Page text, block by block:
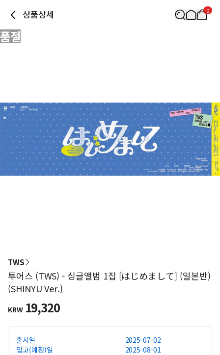
상품상세 0
품절
TWS
투어스 (TWS) - 싱글앨범 1집 [はじめまして] (일본반)
(SHINYU Ver.)
KRW 19,320
출시일
2025-07-02
입고(예정)일
2025-08-01